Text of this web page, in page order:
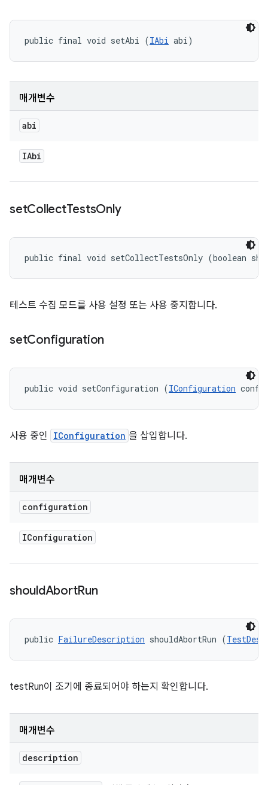
public final void setAbi (IAbi abi)
매개변수
abi
IAbi
setCollectTestsOnly
public final void setCollectTestsOnly (boolean
테스트 수집 모드를 사용 설정 또는 사용 중지합니다.
setConfiguration
public void setConfiguration (IConfiguration
사용 중인 IConfiguration 을 삽입합니다.
매개변수
configuration
IConfiguration
shouldAbortRun
public FailureDescription shouldAbortRun (
testRun이 조기에 종료되어야 하는지 확인합니다.
매개변수
description